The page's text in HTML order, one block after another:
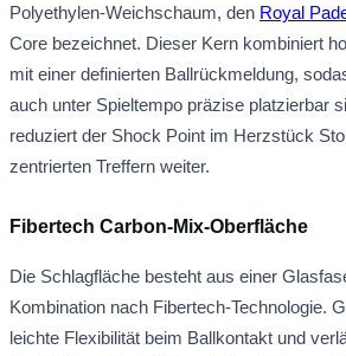
Polyethylen-Weichschaum, den Royal
Core bezeichnet. Dieser Kern kombiniert
mit einer definierten Ballrückmeldung,
auch unter Spieltempo präzise platzierbar
reduziert der Shock Point im Herzstück
zentrierten Treffern weiter.
Fibertech Carbon-Mix-Oberfläche
Die Schlagfläche besteht aus einer
Kombination nach Fibertech-Technologie.
leichte Flexibilität beim Ballkontakt und